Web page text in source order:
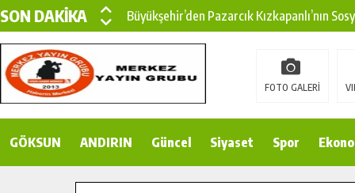
SON DAKİKA
Büyükşehir’den Pazarcık Kızkapanlı’nın
Büyükşehir’den Pazarcık Kırsalına Modern
Çin’den KSÜ’ye Uluslararası Başarı:
Gençler Pusula Maraş Kampında Yeni
FOTO GALERİ
GÖKSUN ANDIRIN Güncel Siyaset Spor